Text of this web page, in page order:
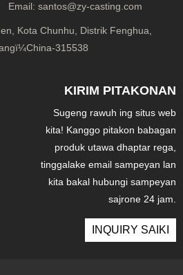
Email: santos@zy-casting.com
Kota Chunhu, Distrik Fenghua,
315538
KIRIM PITAKONAN
Sugeng rawuh ing situs web
kita! Kanggo pitakon babagan
produk utawa dhaptar rega,
tinggalake email sampeyan lan
kita bakal hubungi sampeyan
sajrone 24 jam.
INQUIRY SAIKI